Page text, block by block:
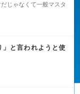
じゃなくて一般マスタ
と言われようと使